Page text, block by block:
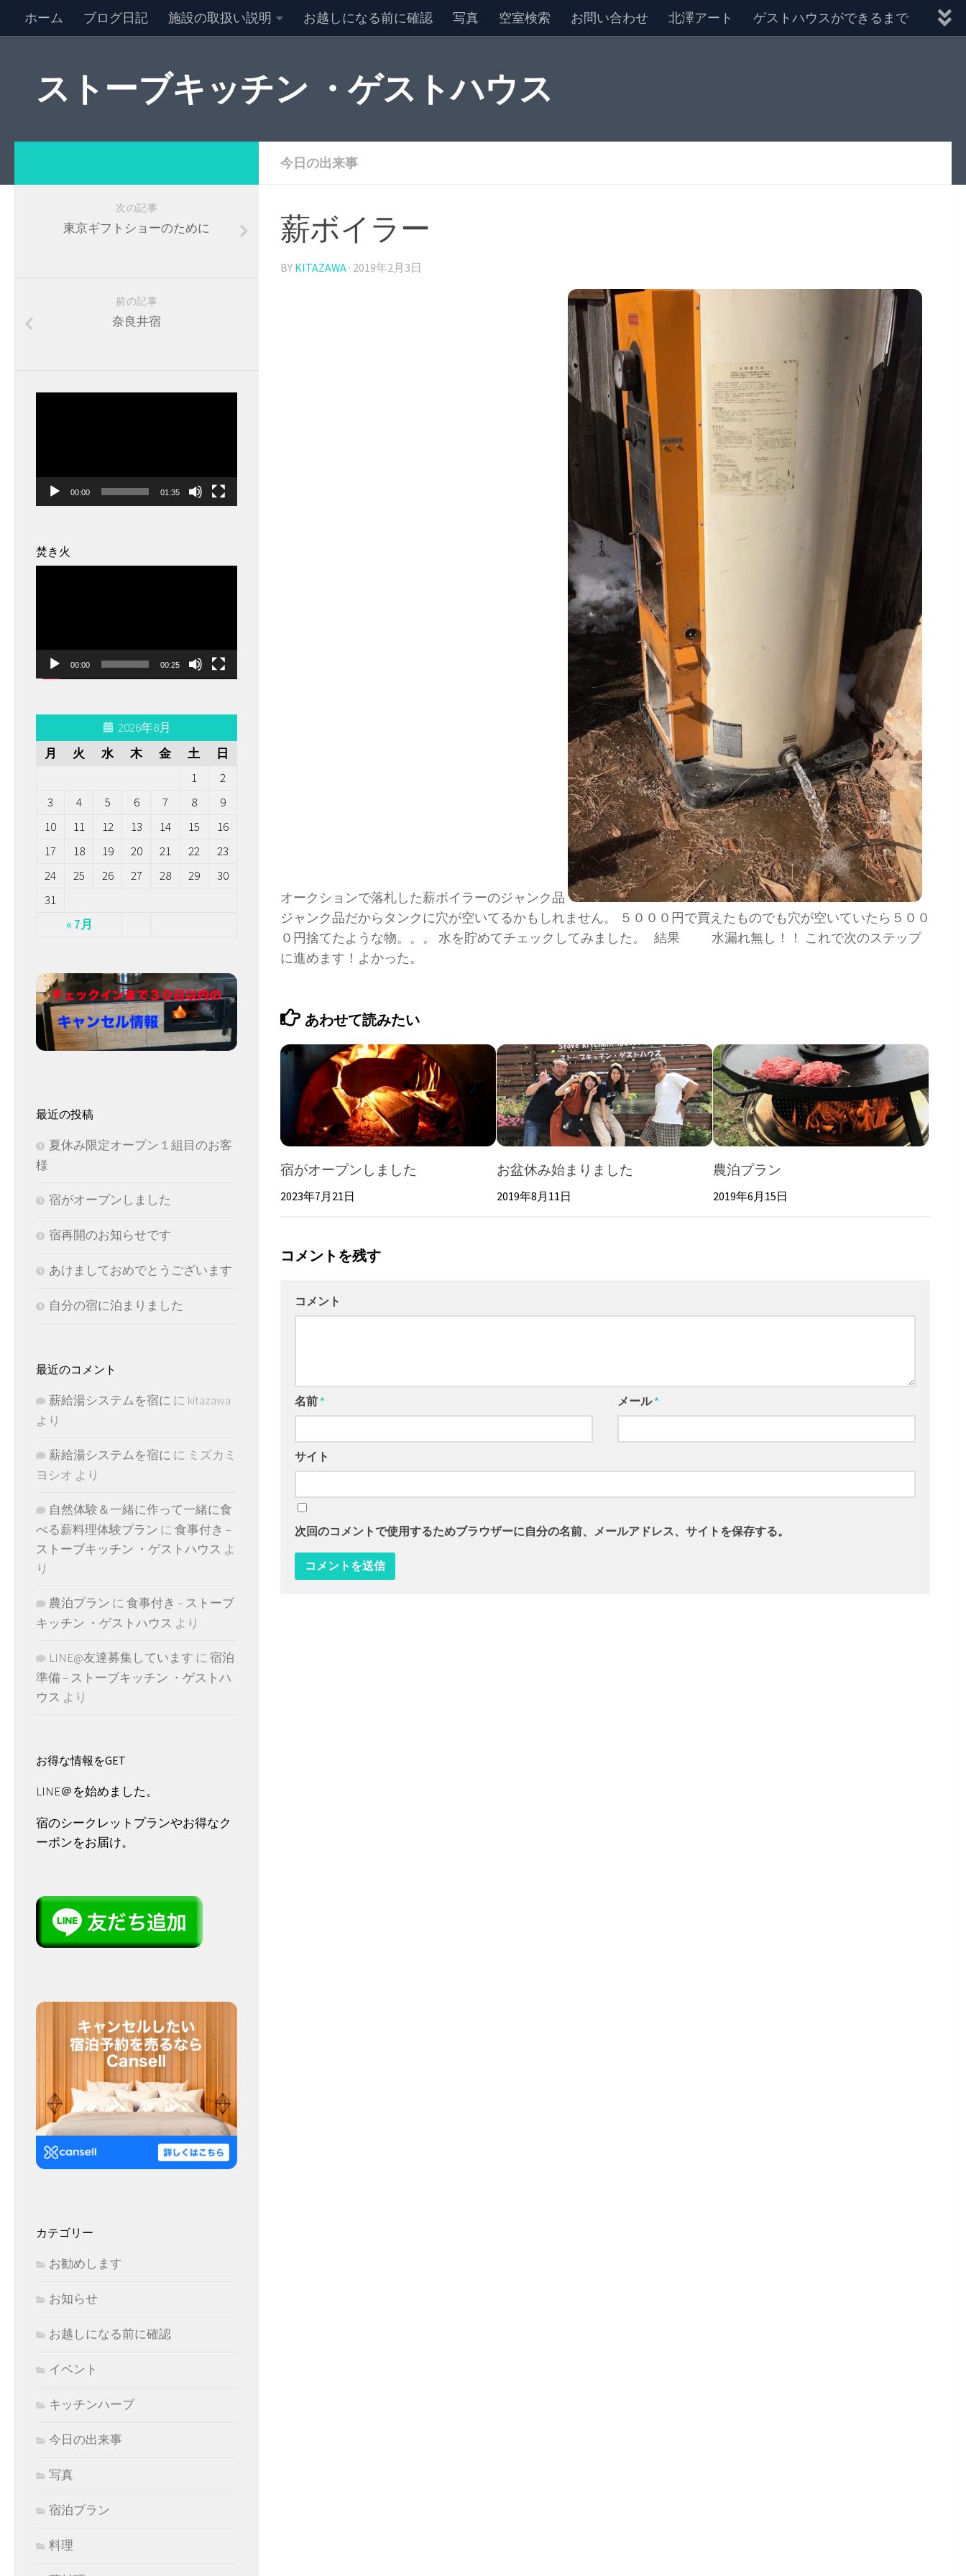
ホーム ブログ日記 施設の取扱い説明 お越しになる前に確認 写真 空室検索 お問い合わせ 北澤アート ゲストハウスができるまで
ストーブキッチン ・ゲストハウス
今日の出来事
薪ボイラー
BY KITAZAWA · 2019年2月3日
オークションで落札した薪ボイラーのジャンク品
ジャンク品だからタンクに穴が空いてるかもしれません。 ５０００円で買えたものでも穴が空いていたら５００
０円捨てたような物。。。 水を貯めてチェックしてみました。 結果 水漏れ無し！！ これで次のステップ
に進めます！よかった。
あわせて読みたい
宿がオープンしました
2023年7月21日
お盆休み始まりました
2019年8月11日
農泊プラン
2019年6月15日
コメントを残す
コメント
名前 * メール*
サイト
次回のコメントで使用するためブラウザーに自分の名前、メールアドレス、サイトを保存する。
次の記事
東京ギフトショーのために
前の記事
奈良井宿
ー
00:00 01:35
焚き火
ー
00:00 00:25
2026年8月
月
火 水 木 金 土 日
« 7月
1
2
3
4 5 6 7 8
9
10
11 12 13 14 15
16
17
18 19 20 21 22
23
24
25 26 27 28 29
30
31
最近の投稿
夏休み限定オープン１組目のお客
様
宿がオープンしました
宿再開のお知らせです
あけましておめでとうございます
自分の宿に泊まりました
最近のコメント
薪給湯システムを宿に に kitazawa
より
薪給湯システムを宿に に ミズカミ
ヨシオ より
自然体験＆一緒に作って一緒に食
べる薪料理体験プラン に 食事付き –
ストーブキッチン ・ゲストハウス よ
り
農泊プラン に 食事付き – ストーブ
キッチン ・ゲストハウス より
LINE@友達募集しています に 宿泊
準備 – ストーブキッチン ・ゲストハ
ウス より
お得な情報をGET
LINE＠を始めました。
宿のシークレットプランやお得なク
ーポンをお届け。
カテゴリー
お勧めします
お知らせ
お越しになる前に確認
イベント
キッチンハーブ
今日の出来事
写真
宿泊プラン
料理